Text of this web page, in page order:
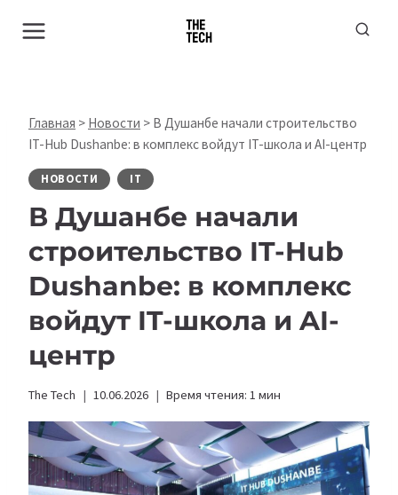
Главная > Новости > В Душанбе начали строительство
IT-Hub Dushanbe: в комплекс войдут IT-школа и AI-центр
НОВОСТИ IT
В Душанбе начали
строительство IT-Hub
Dushanbe: в комплекс
войдут IT-школа и AI-
центр
The Tech 10.06.2026 Время чтения: 1 мин